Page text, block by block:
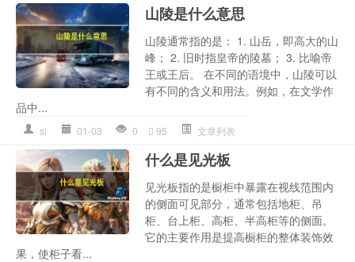
山陵是什么意思
山陵通常指的是： 1. 山岳，即高大的山
峰； 2. 旧时指皇帝的陵墓； 3. 比喻帝
王或王后。 在不同的语境中，山陵可以
有不同的含义和用法。例如，在文学作
品中...
sl 01-03 0 95 文章列表
什么是见光板
见光板指的是橱柜中暴露在视线范围内
的侧面可见部分，通常包括地柜、吊
柜、台上柜、高柜、半高柜等的侧面。
它的主要作用是提高橱柜的整体装饰效
果，使柜子看...